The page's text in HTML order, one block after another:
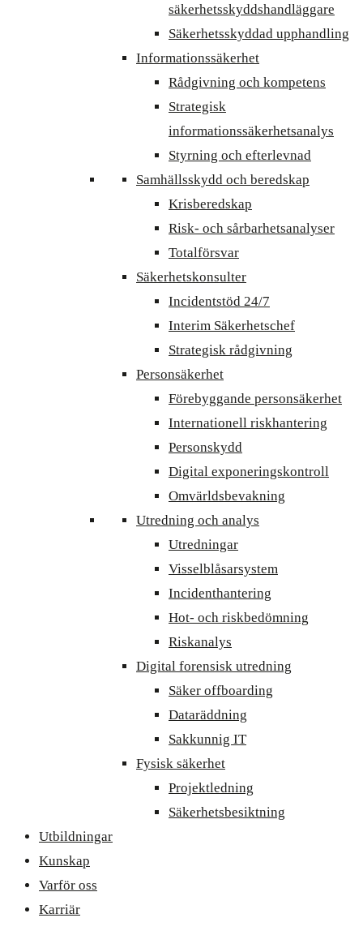
säkerhetsskyddshandläggare
Säkerhetsskyddad upphandling
Informationssäkerhet
Rådgivning och kompetens
Strategisk
informationssäkerhetsanalys
Styrning och efterlevnad
Samhällsskydd och beredskap
Krisberedskap
Risk- och sårbarhetsanalyser
Totalförsvar
Säkerhetskonsulter
Incidentstöd 24/7
Interim Säkerhetschef
Strategisk rådgivning
Personsäkerhet
Förebyggande personsäkerhet
Internationell riskhantering
Personskydd
Digital exponeringskontroll
Omvärldsbevakning
Utredning och analys
Utredningar
Visselblåsarsystem
Incidenthantering
Hot- och riskbedömning
Riskanalys
Digital forensisk utredning
Säker offboarding
Dataräddning
Sakkunnig IT
Fysisk säkerhet
Projektledning
Säkerhetsbesiktning
Utbildningar
Kunskap
Varför oss
Karriär